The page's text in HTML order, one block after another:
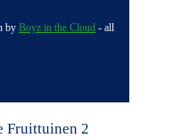
byBoyz in the Cloud - all
Fruittuinen 2